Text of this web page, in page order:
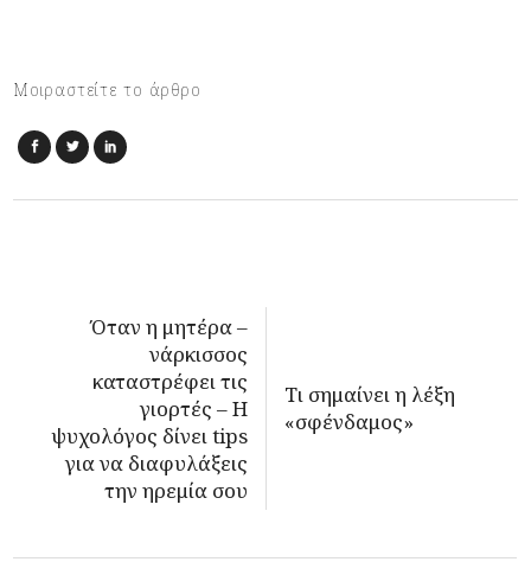
Μοιραστείτε το άρθρο
Όταν η μητέρα –
νάρκισσος
καταστρέφει τις
γιορτές – Η
ψυχολόγος δίνει tips
για να διαφυλάξεις
την ηρεμία σου
Τι σημαίνει η λέξη
«σφένδαμος»